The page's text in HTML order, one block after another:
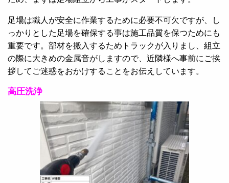
足場は職人が安全に作業するために必要不可欠ですが、し
っかりとした足場を確保する事は施工品質を保つためにも
重要です。部材を搬入するためトラックが入りまし、組立
の際に大きめの金属音がしますので、近隣様へ事前にご挨
拶してご迷惑をおかけすることをお伝えしています。
高圧洗浄